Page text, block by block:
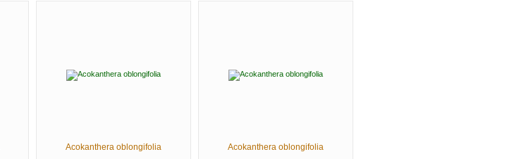
Acokanthera oblongifolia Acokanthera oblongifolia